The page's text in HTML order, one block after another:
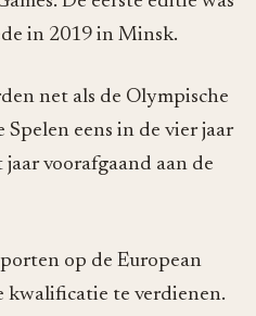
in 2019 in Minsk.
net als de Olympische
Spelen eens in de vier jaar
voorafgaand aan de
op de European
kwalificatie te verdienen.